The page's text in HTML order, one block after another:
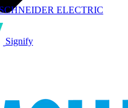
ELECTRIC
Signify